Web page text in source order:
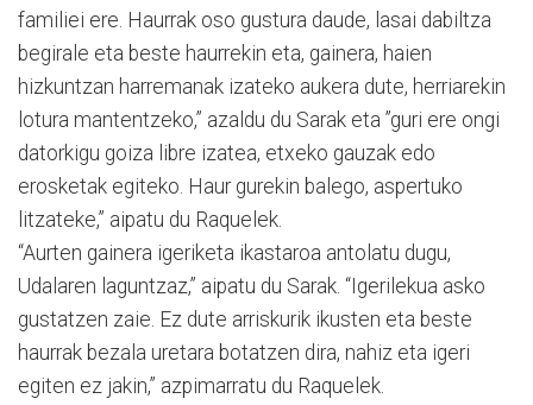
familiei ere. Haurrak oso gustura daude, lasai dabiltza
begirale eta beste haurrekin eta, gainera, haien
hizkuntzan harremanak izateko aukera dute, herriarekin
lotura mantentzeko,” azaldu du Sarak eta ”guri ere ongi
datorkigu goiza libre izatea, etxeko gauzak edo
erosketak egiteko. Haur gurekin balego, aspertuko
litzateke,” aipatu du Raquelek.
“Aurten gainera igeriketa ikastaroa antolatu dugu,
Udalaren laguntzaz,” aipatu du Sarak. “Igerilekua asko
gustatzen zaie. Ez dute arriskurik ikusten eta beste
haurrak bezala uretara botatzen dira, nahiz eta igeri
egiten ez jakin,” azpimarratu du Raquelek.